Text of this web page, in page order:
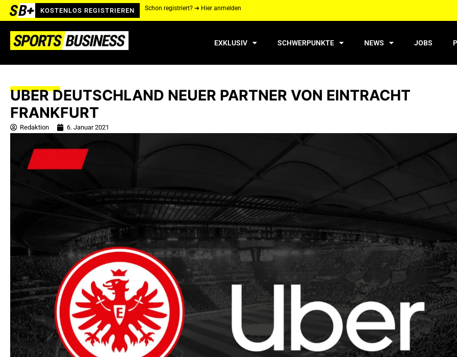
KOSTENLOS REGISTRIEREN Schon registriert? ➔ Hier anmelden
EXKLUSIV SCHWERPUNKTE NEWS JOBS
UBER DEUTSCHLAND NEUER PARTNER VON EINTRACHT
FRANKFURT
Redaktion 6. Januar 2021